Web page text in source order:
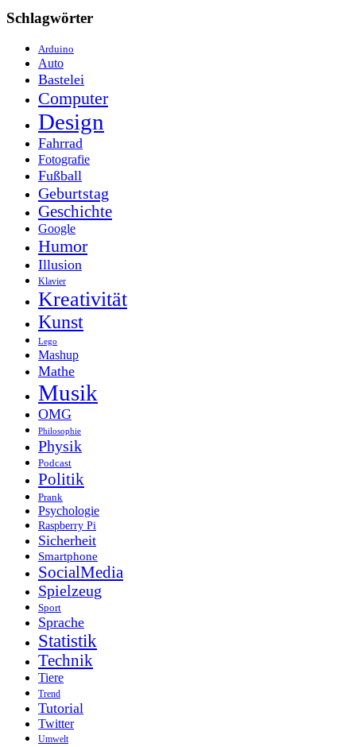
Schlagwörter
Arduino
Auto
Bastelei
Computer
Design
Fahrrad
Fotografie
Fußball
Geburtstag
Geschichte
Google
Humor
Illusion
Klavier
Kreativität
Kunst
Lego
Mashup
Mathe
Musik
OMG
Philosophie
Physik
Podcast
Politik
Prank
Psychologie
Raspberry Pi
Sicherheit
Smartphone
SocialMedia
Spielzeug
Sport
Sprache
Statistik
Technik
Tiere
Trend
Tutorial
Twitter
Umwelt